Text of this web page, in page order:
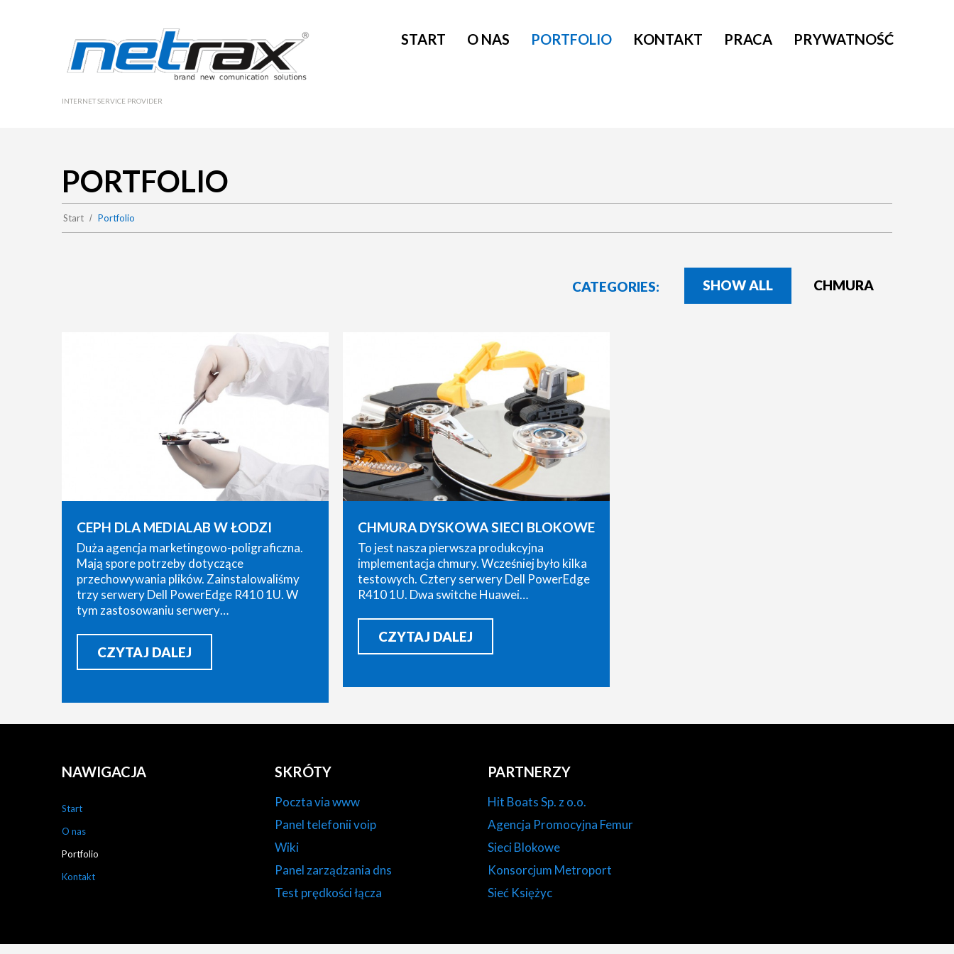
INTERNET SERVICE PROVIDER
START O NAS PORTFOLIO KONTAKT PRACA PRYWATNOŚĆ
PORTFOLIO
Start Portfolio
CATEGORIES: SHOW ALL CHMURA
CEPH DLA MEDIALAB W ŁODZI
Duża agencja marketingowo-poligraficzna.
Mają spore potrzeby dotyczące
przechowywania plików. Zainstalowaliśmy
trzy serwery Dell PowerEdge R410 1U. W
tym zastosowaniu serwery…
CZYTAJ DALEJ
CHMURA DYSKOWA SIECI BLOKOWE
To jest nasza pierwsza produkcyjna
implementacja chmury. Wcześniej było kilka
testowych. Cztery serwery Dell PowerEdge
R410 1U. Dwa switche Huawei…
CZYTAJ DALEJ
NAWIGACJA
Start
O nas
Portfolio
Kontakt
SKRÓTY
Poczta via www
Panel telefonii voip
Wiki
Panel zarządzania dns
Test prędkości łącza
PARTNERZY
Hit Boats Sp. z o.o.
Agencja Promocyjna Femur
Sieci Blokowe
Konsorcjum Metroport
Sieć Księżyc